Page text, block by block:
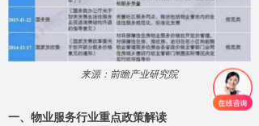
来源：前瞻产业研究院
一、物业服务行业重点政策解读